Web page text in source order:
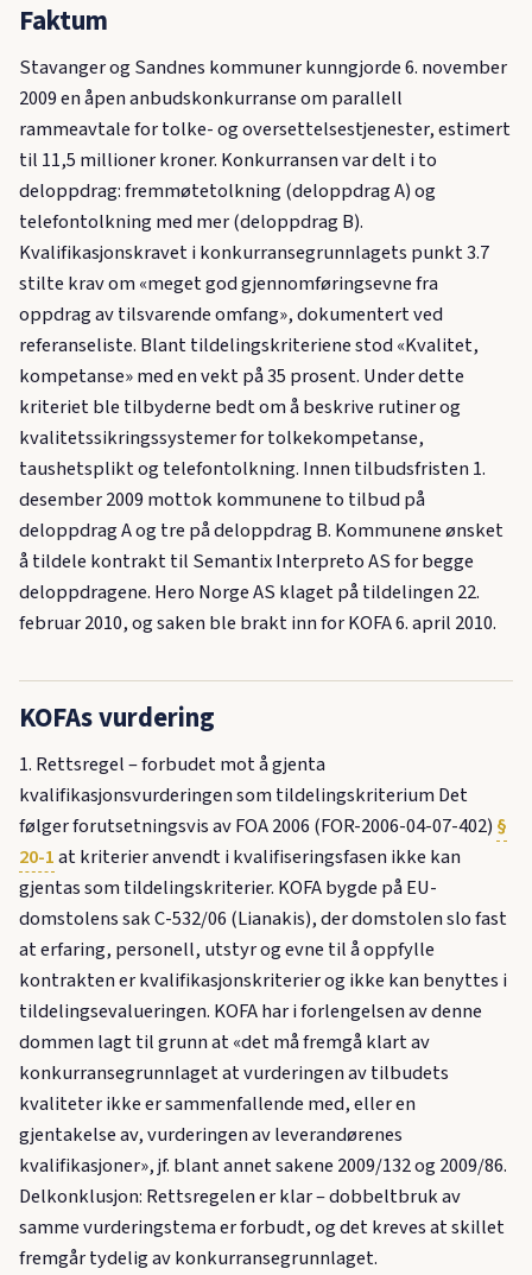
Faktum
Stavanger og Sandnes kommuner kunngjorde 6. november
2009 en åpen anbudskonkurranse om parallell
rammeavtale for tolke- og oversettelsestjenester, estimert
til 11,5 millioner kroner. Konkurransen var delt i to
deloppdrag: fremmøtetolkning (deloppdrag A) og
telefontolkning med mer (deloppdrag B).
Kvalifikasjonskravet i konkurransegrunnlagets punkt 3.7
stilte krav om «meget god gjennomføringsevne fra
oppdrag av tilsvarende omfang», dokumentert ved
referanseliste. Blant tildelingskriteriene stod «Kvalitet,
kompetanse» med en vekt på 35 prosent. Under dette
kriteriet ble tilbyderne bedt om å beskrive rutiner og
kvalitetssikringssystemer for tolkekompetanse,
taushetsplikt og telefontolkning. Innen tilbudsfristen 1.
desember 2009 mottok kommunene to tilbud på
deloppdrag A og tre på deloppdrag B. Kommunene ønsket
å tildele kontrakt til Semantix Interpreto AS for begge
deloppdragene. Hero Norge AS klaget på tildelingen 22.
februar 2010, og saken ble brakt inn for KOFA 6. april 2010.
KOFAs vurdering
1. Rettsregel – forbudet mot å gjenta
kvalifikasjonsvurderingen som tildelingskriterium Det
følger forutsetningsvis av FOA 2006 (FOR-2006-04-07-402) §
20-1at kriterier anvendt i kvalifiseringsfasen ikke kan
gjentas som tildelingskriterier. KOFA bygde på EU-
domstolens sak C-532/06 (Lianakis), der domstolen slo fast
at erfaring, personell, utstyr og evne til å oppfylle
kontrakten er kvalifikasjonskriterier og ikke kan benyttes i
tildelingsevalueringen. KOFA har i forlengelsen av denne
dommen lagt til grunn at «det må fremgå klart av
konkurransegrunnlaget at vurderingen av tilbudets
kvaliteter ikke er sammenfallende med, eller en
gjentakelse av, vurderingen av leverandørenes
kvalifikasjoner», jf. blant annet sakene 2009/132 og 2009/86.
Delkonklusjon: Rettsregelen er klar – dobbeltbruk av
samme vurderingstema er forbudt, og det kreves at skillet
fremgår tydelig av konkurransegrunnlaget.